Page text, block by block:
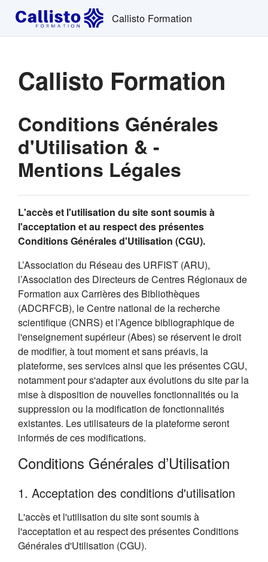
Passer au contenu principal
Callisto Formation
Callisto Formation
Conditions Générales
d'Utilisation & -
Mentions Légales
L'accès et l'utilisation du site sont soumis à
l'acceptation et au respect des présentes
Conditions Générales d'Utilisation (CGU).
L’Association du Réseau des URFIST (ARU),
l’Association des Directeurs de Centres Régionaux de
Formation aux Carrières des Bibliothèques
(ADCRFCB), le Centre national de la recherche
scientifique (CNRS) et l’Agence bibliographique de
l'enseignement supérieur (Abes) se réservent le droit
de modifier, à tout moment et sans préavis, la
plateforme, ses services ainsi que les présentes CGU,
notamment pour s'adapter aux évolutions du site par la
mise à disposition de nouvelles fonctionnalités ou la
suppression ou la modification de fonctionnalités
existantes. Les utilisateurs de la plateforme seront
informés de ces modifications.
Conditions Générales d’Utilisation
1. Acceptation des conditions d'utilisation
L'accès et l'utilisation du site sont soumis à
l'acceptation et au respect des présentes Conditions
Générales d'Utilisation (CGU).